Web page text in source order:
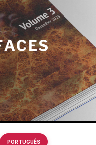
PORTUGUÊS